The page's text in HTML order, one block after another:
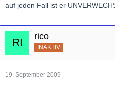
auf jeden Fall ist er
rico
INAKTIV
19. September 2009